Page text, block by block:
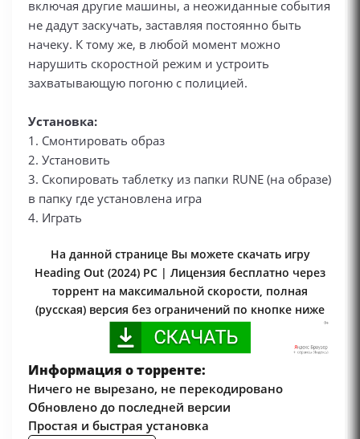
включая другие машины, а неожиданные события
не дадут заскучать, заставляя постоянно быть
начеку. К тому же, в любой момент можно
нарушить скоростной режим и устроить
захватывающую погоню с полицией.
Установка:
1. Смонтировать образ
2. Установить
3. Скопировать таблетку из папки RUNE (на образе)
в папку где установлена игра
4. Играть
На данной странице Вы можете скачать игру
Heading Out (2024) PC | Лицензия бесплатно через
торрент на максимальной скорости, полная
(русская) версия без ограничений по кнопке ниже
Информация о торренте:
Ничего не вырезано, не перекодировано
Обновлено до последней версии
Простая и быстрая установка